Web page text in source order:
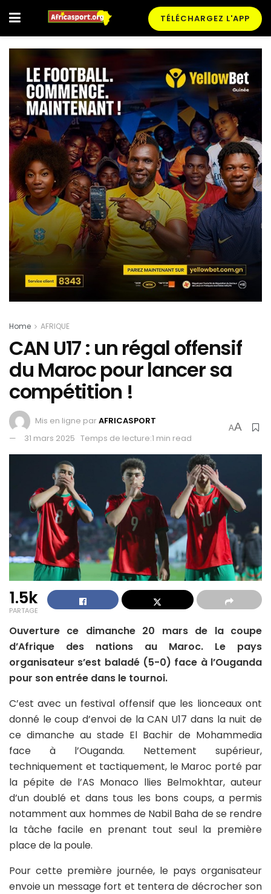
TÉLÉCHARGEZ L'APP
Home AFRIQUE
CAN U17 : un régal offensif
du Maroc pour lancer sa
compétition !
Mis en ligne parAFRICASPORT
31 mars 2025 Temps de lecture:1 min read
AA
1.5k
PARTAGE
Ouverture ce dimanche 20 mars de la coupe
d’Afrique des nations au Maroc. Le pays
organisateur s’est baladé (5-0) face à l’Ouganda
pour son entrée dans le tournoi.
C’est avec un festival offensif que les lionceaux ont
donné le coup d’envoi de la CAN U17 dans la nuit de
ce dimanche au stade El Bachir de Mohammedia
face à l’Ouganda. Nettement supérieur,
techniquement et tactiquement, le Maroc porté par
la pépite de l’AS Monaco llies Belmokhtar, auteur
d’un doublé et dans tous les bons coups, a permis
notamment aux hommes de Nabil Baha de se rendre
la tâche facile en prenant tout seul la première
place de la poule.
Pour cette première journée, le pays organisateur
envoie un message fort et tentera de décrocher son